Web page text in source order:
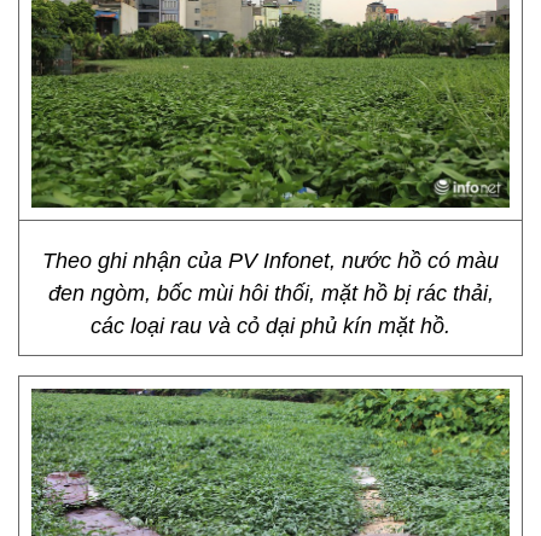
Theo ghi nhận của PV Infonet, nước hồ có màu
đen ngòm, bốc mùi hôi thối, mặt hồ bị rác thải,
các loại rau và cỏ dại phủ kín mặt hồ.